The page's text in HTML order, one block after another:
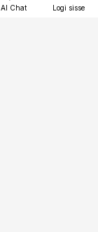
AI Chat Logi sisse